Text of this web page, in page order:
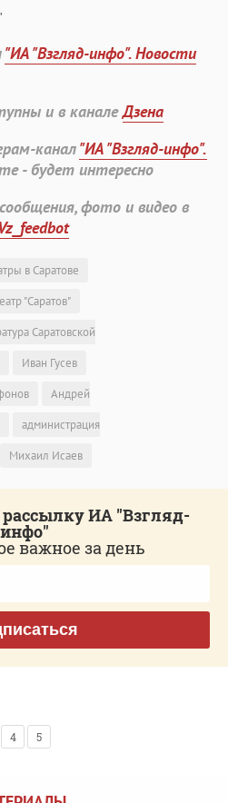
"ИА "Взгляд-инфо". Новости
и в каналеДзена
канал"ИА "Взгляд-инфо".
- будет интересно
фото и видео в
в Саратове
"Саратов"
Саратовской
Иван Гусев
Андрей
администрация
Михаил Исаев
ИА "Взгляд-
инфо"
важное за день
4 5